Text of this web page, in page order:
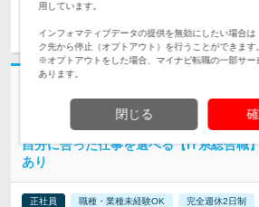
株式会社LULL | *年休121日以上*完全週休2日(
自分に合った仕事を選べる【IT系総合職
あり
正社員 職種・業種未経験OK 完全週休2日制
用しています。
インフォマティブデータの提供を無効にしたい場合
ク先から停止（オプトアウト）を行うことができます。
※オプトアウトをした場合、マイナビ転職の一部サー
あります。
閉じる